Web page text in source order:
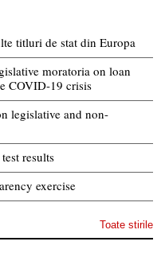
titluri de stat din Europa
moratoria on loan
COVID-19 crisis
legislative and non-
results
exercise
Toate stirile